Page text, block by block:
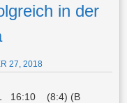
in der
27, 2018
16:10 (8:4) (B